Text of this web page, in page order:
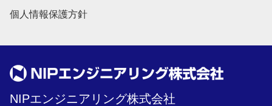
個人情報保護方針
NIPエンジニアリング株式会社